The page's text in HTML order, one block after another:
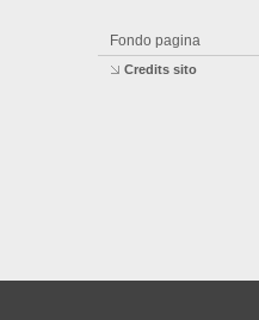
Fondo pagina
Credits sito